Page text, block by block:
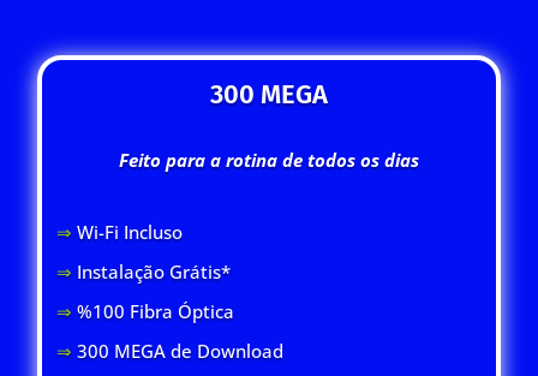
300 MEGA
Feito para a rotina de todos os dias
⇒ Wi-Fi Incluso
⇒ Instalação Grátis*
⇒ %100 Fibra Óptica
⇒ 300 MEGA de Download